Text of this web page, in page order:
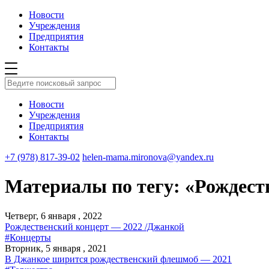
Новости
Учреждения
Предприятия
Контакты
Новости
Учреждения
Предприятия
Контакты
+7 (978) 817-39-02 helen-mama.mironova@yandex.ru
Материалы по тегу:
Четверг, 6 января , 2022
Рождественский концерт — 2022 /Джанкой
#Концерты
Вторник, 5 января , 2021
В Джанкое ширится рождественский флешмоб — 2021